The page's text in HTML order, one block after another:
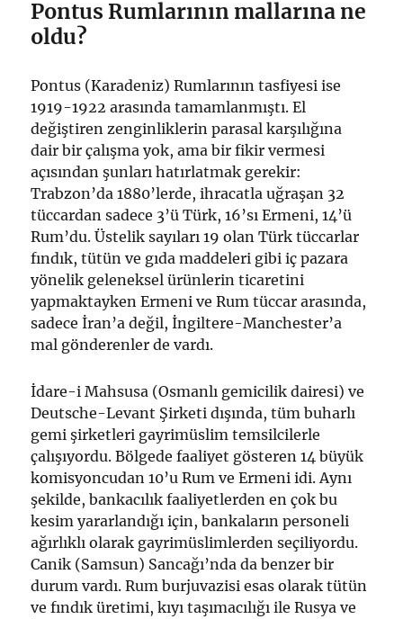
Pontus Rumlarının mallarına ne
oldu?
Pontus (Karadeniz) Rumlarının tasfiyesi ise
1919-1922 arasında tamamlanmıştı. El
değiştiren zenginliklerin parasal karşılığına
dair bir çalışma yok, ama bir fikir vermesi
açısından şunları hatırlatmak gerekir:
Trabzon’da 1880’lerde, ihracatla uğraşan 32
tüccardan sadece 3’ü Türk, 16’sı Ermeni, 14’ü
Rum’du. Üstelik sayıları 19 olan Türk tüccarlar
fındık, tütün ve gıda maddeleri gibi iç pazara
yönelik geleneksel ürünlerin ticaretini
yapmaktayken Ermeni ve Rum tüccar arasında,
sadece İran’a değil, İngiltere-Manchester’a
mal gönderenler de vardı.
İdare-i Mahsusa (Osmanlı gemicilik dairesi) ve
Deutsche-Levant Şirketi dışında, tüm buharlı
gemi şirketleri gayrimüslim temsilcilerle
çalışıyordu. Bölgede faaliyet gösteren 14 büyük
komisyoncudan 10’u Rum ve Ermeni idi. Aynı
şekilde, bankacılık faaliyetlerden en çok bu
kesim yararlandığı için, bankaların personeli
ağırlıklı olarak gayrimüslimlerden seçiliyordu.
Canik (Samsun) Sancağı’nda da benzer bir
durum vardı. Rum burjuvazisi esas olarak tütün
ve fındık üretimi, kıyı taşımacılığı ile Rusya ve